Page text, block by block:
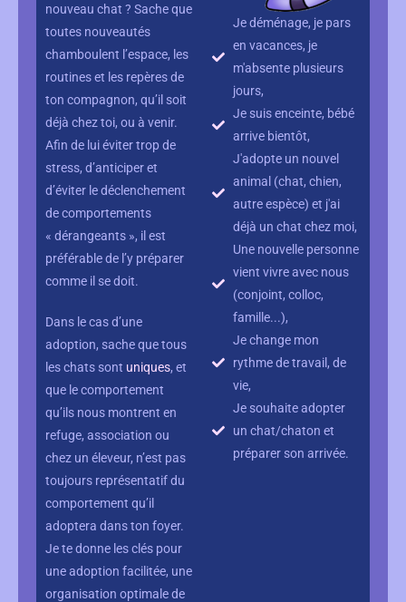
nouveau chat ? Sache que
toutes nouveautés
chamboulent l’espace, les
routines et les repères de
ton compagnon, qu’il soit
déjà chez toi, ou à venir.
Afin de lui éviter trop de
stress, d’anticiper et
d’éviter le déclenchement
de comportements
« dérangeants », il est
préférable de l’y préparer
comme il se doit.
Dans le cas d’une
adoption, sache que tous
les chats sont uniques, et
que le comportement
qu’ils nous montrent en
refuge, association ou
chez un éleveur, n’est pas
toujours représentatif du
comportement qu’il
adoptera dans ton foyer.
Je te donne les clés pour
une adoption facilitée, une
organisation optimale de
Je déménage, je pars
en vacances, je
m'absente plusieurs
jours,
Je suis enceinte, bébé
arrive bientôt,
J'adopte un nouvel
animal (chat, chien,
autre espèce) et j'ai
déjà un chat chez moi,
Une nouvelle personne
vient vivre avec nous
(conjoint, colloc,
famille...),
Je change mon
rythme de travail, de
vie,
Je souhaite adopter
un chat/chaton et
préparer son arrivée.